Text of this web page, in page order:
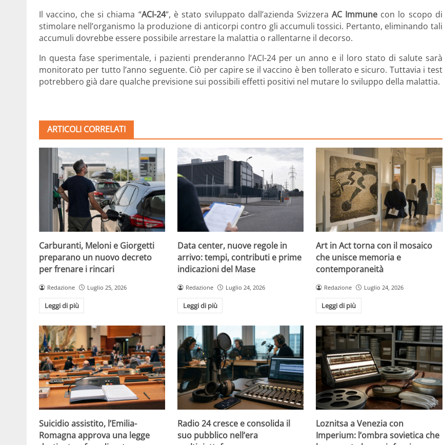
Il vaccino, che si chiama “ACI-24“, è stato sviluppato dall’azienda SvizzeraAC Immune con lo scopo di
stimolare nell’organismo la produzione di anticorpi contro gli accumuli tossici. Pertanto, eliminando tali
accumuli dovrebbe essere possibile arrestare la malattia o rallentarne il decorso.
In questa fase sperimentale, i pazienti prenderanno l’ACI-24 per un anno e il loro stato di salute sarà
monitorato per tutto l’anno seguente. Ciò per capire se il vaccino è ben tollerato e sicuro. Tuttavia i test
potrebbero già dare qualche previsione sui possibili effetti positivi nel mutare lo sviluppo della malattia.
ARTICOLI CORRELATI
Carburanti, Meloni e Giorgetti
preparano un nuovo decreto
per frenare i rincari
Redazione Luglio 25, 2026
Leggi di più
Data center, nuove regole in
arrivo: tempi, contributi e prime
indicazioni del Mase
Redazione Luglio 24, 2026
Leggi di più
Art in Act torna con il mosaico
che unisce memoria e
contemporaneità
Redazione Luglio 24, 2026
Leggi di più
Suicidio assistito, l’Emilia-
Romagna approva una legge
Radio 24 cresce e consolida il
suo pubblico nell’era
Loznitsa a Venezia con
Imperium: l’ombra sovietica che